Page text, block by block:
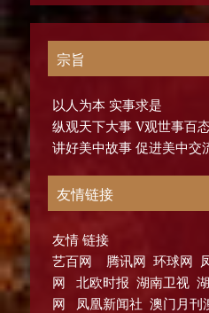
宗旨
以人为本 实事求是
纵观天下大事 V观世事百
讲好美中故事 促进美中交
友情链接
友情 链接
艺百网 腾讯网 环球网
网 北欧时报 湖南卫视
网 凤凰新闻社 澳门月刊